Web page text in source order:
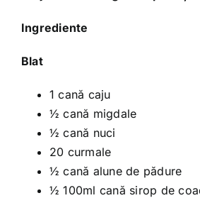
Ingrediente
Blat
1 cană caju
½ cană migdale
½ cană nuci
20 curmale
½ cană alune de pădure
½ 100ml cană sirop de